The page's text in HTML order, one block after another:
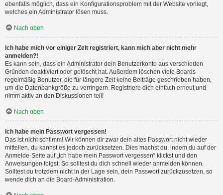
ebenfalls möglich, dass ein Konfigurationsproblem mit der Website vorliegt,
welches ein Administrator lösen muss.
Nach oben
Ich habe mich vor einiger Zeit registriert, kann mich aber nicht mehr
anmelden?!
Es kann sein, dass ein Administrator dein Benutzerkonto aus verschieden
Gründen deaktiviert oder gelöscht hat. Außerdem löschen viele Boards
regelmäßig Benutzer, die für längere Zeit keine Beiträge geschrieben haben,
um die Datenbankgröße zu verringern. Registriere dich einfach erneut und
nimm aktiv an den Diskussionen teil!
Nach oben
Ich habe mein Passwort vergessen!
Das ist nicht schlimm! Wir können dir zwar dein altes Passwort nicht wieder
mitteilen, du kannst es jedoch zurücksetzen. Dies machst du, indem du auf der
Anmelde-Seite auf „Ich habe mein Passwort vergessen“ klickst und den
Anweisungen folgst. So solltest du dich schnell wieder anmelden können.
Solltest du trotzdem nicht in der Lage sein, dein Passwort zurückzusetzen, so
wende dich an die Board-Administration.